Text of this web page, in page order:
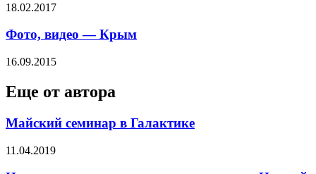
18.02.2017
Фото, видео — Крым
16.09.2015
Еще от автора
Майский семинар в Галактике
11.04.2019